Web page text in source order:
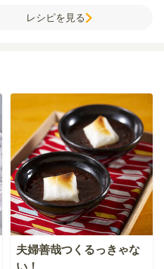
レシピを見る
夫婦善哉つくるっきゃな